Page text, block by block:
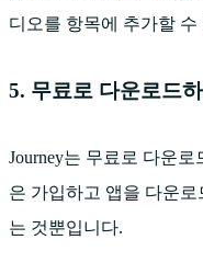
디오를 항목에 추가할 수
5. 무료로 다운로드
Journey는 무료로 다운
은 가입하고 앱을 다운
는 것뿐입니다.